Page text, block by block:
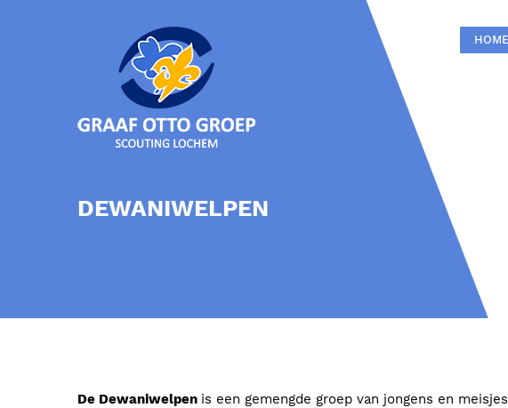
DEWANIWELPEN
De Dewaniwelpen is een gemengde groep van jongens en